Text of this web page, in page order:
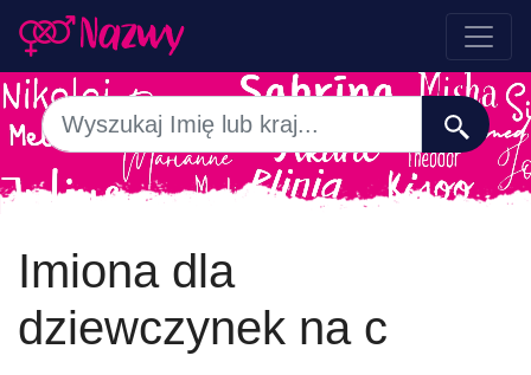
Imiona dla
dziewczynek na c